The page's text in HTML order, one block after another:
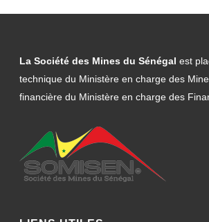
La Société des Mines du Sénégal est
technique du Ministère en charge des
financière du Ministère en charge des